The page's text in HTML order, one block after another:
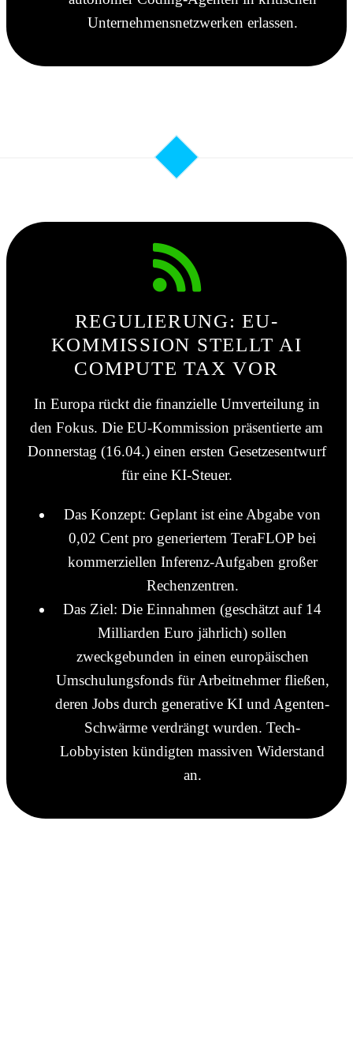
Unternehmensnetzwerken erlassen.
REGULIERUNG: EU-
KOMMISSION STELLT AI
COMPUTE TAX VOR
In Europa rückt die finanzielle Umverteilung in
den Fokus. Die EU-Kommission präsentierte am
Donnerstag (16.04.) einen ersten Gesetzesentwurf
für eine KI-Steuer.
Das Konzept: Geplant ist eine Abgabe von
0,02 Cent pro generiertem TeraFLOP bei
kommerziellen Inferenz-Aufgaben großer
Rechenzentren.
Das Ziel: Die Einnahmen (geschätzt auf 14
Milliarden Euro jährlich) sollen
zweckgebunden in einen europäischen
Umschulungsfonds für Arbeitnehmer fließen,
deren Jobs durch generative KI und Agenten-
Schwärme verdrängt wurden. Tech-
Lobbyisten kündigten massiven Widerstand
an.